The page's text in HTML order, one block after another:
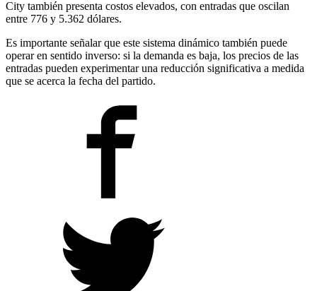
City también presenta costos elevados, con entradas que oscilan
entre 776 y 5.362 dólares.
Es importante señalar que este sistema dinámico también puede
operar en sentido inverso: si la demanda es baja, los precios de las
entradas pueden experimentar una reducción significativa a medida
que se acerca la fecha del partido.